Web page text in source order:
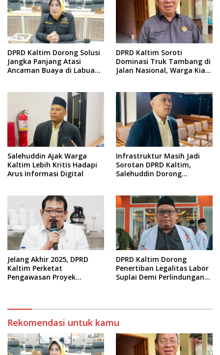
DPRD Kaltim Dorong Solusi
Jangka Panjang Atasi
Ancaman Buaya di Labuan
DPRD Kaltim Soroti
Dominasi Truk Tambang di
Jalan Nasional, Warga Kian
Salehuddin Ajak Warga
Kaltim Lebih Kritis Hadapi
Arus Informasi Digital
Infrastruktur Masih Jadi
Sorotan DPRD Kaltim,
Salehuddin Dorong
Jelang Akhir 2025, DPRD
Kaltim Perketat
Pengawasan Proyek
DPRD Kaltim Dorong
Penertiban Legalitas Labor
Suplai Demi Perlindungan
Rekomendasi untuk kamu